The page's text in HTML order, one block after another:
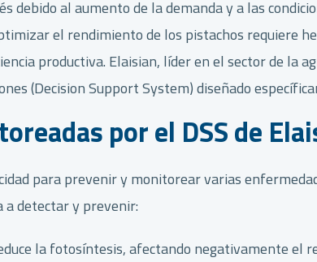
al aumento de la demanda y a las
el rendimiento de los pistachos requiere
productiva. Elaisian, líder en el sector de la
(Decision Support System) diseñado
por el DSS de
para prevenir y monitorear varias
a detectar y prevenir:
la fotosíntesis, afectando negativamente el